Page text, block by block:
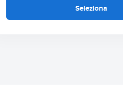
Seleziona